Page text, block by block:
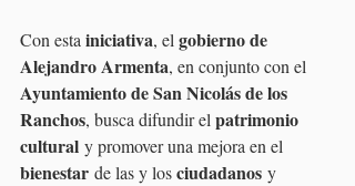
Con esta iniciativa, el gobierno de
Alejandro Armenta, en conjunto con el
Ayuntamiento de San Nicolás de los
Ranchos, busca difundir el patrimonio
cultural y promover una mejora en el
bienestar de las y los ciudadanos y